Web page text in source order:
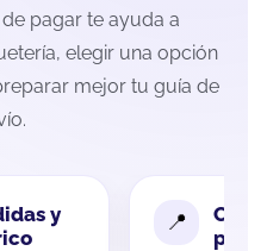
pagar te ayuda a
elegir una opción
mejor tu guía de
y